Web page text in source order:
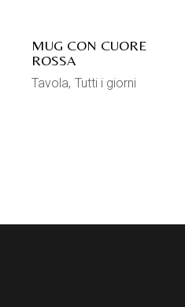
MUG CON CUORE
ROSSA
Tavola Tutti i giorni